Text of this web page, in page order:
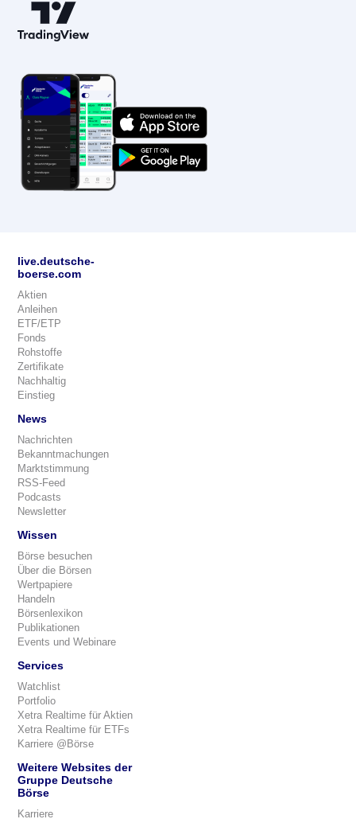
live.deutsche-
boerse.com
Aktien
Anleihen
ETF/ETP
Fonds
Rohstoffe
Zertifikate
Nachhaltig
Einstieg
News
Nachrichten
Bekanntmachungen
Marktstimmung
RSS-Feed
Podcasts
Newsletter
Wissen
Börse besuchen
Über die Börsen
Wertpapiere
Handeln
Börsenlexikon
Publikationen
Events und Webinare
Services
Watchlist
Portfolio
Xetra Realtime für Aktien
Xetra Realtime für ETFs
Karriere @Börse
Weitere Websites der
Gruppe Deutsche
Börse
Karriere